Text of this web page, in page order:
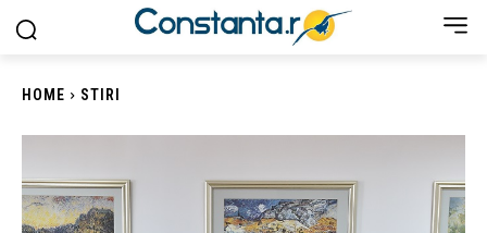
HOME STIRI